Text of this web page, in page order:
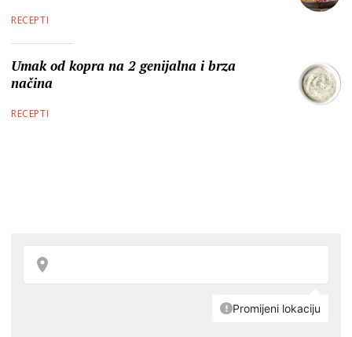
RECEPTI
Umak od kopra na 2 genijalna i brza
načina
RECEPTI